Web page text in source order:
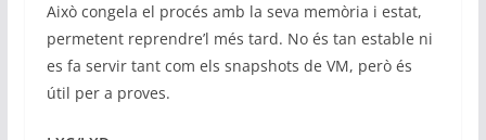
Això congela el procés amb la seva memòria i estat,
permetent reprendre’l més tard. No és tan estable ni
es fa servir tant com els snapshots de VM, però és
útil per a proves.